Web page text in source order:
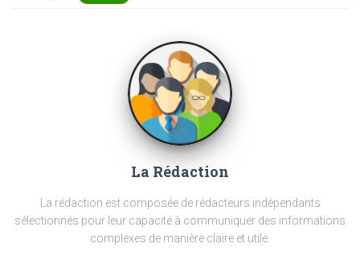
La Rédaction
La rédaction est composée de rédacteurs indépendants
sélectionnés pour leur capacité à communiquer des informations
complexes de manière claire et utile.